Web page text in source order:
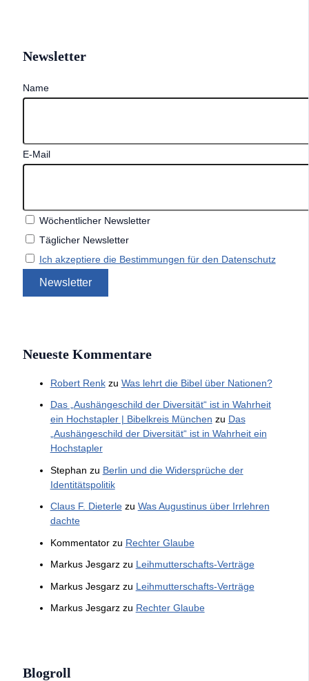
Newsletter
Name
E-Mail
Wöchentlicher Newsletter
Täglicher Newsletter
Ich akzeptiere die Bestimmungen für den Datenschutz
Neueste Kommentare
Robert Renkzu Was lehrt die Bibel über Nationen?
Das „Aushängeschild der Diversität“ ist in Wahrheit
ein Hochstapler | Bibelkreis München zu Das
„Aushängeschild der Diversität“ ist in Wahrheit ein
Hochstapler
Stephan zu Berlin und die Widersprüche der
Identitätspolitik
Claus F. Dieterlezu Was Augustinus über Irrlehren
dachte
Kommentatorzu Rechter Glaube
Markus Jesgarzzu Leihmutterschafts-Verträge
Markus Jesgarzzu Leihmutterschafts-Verträge
Markus Jesgarzzu Rechter Glaube
Blogroll